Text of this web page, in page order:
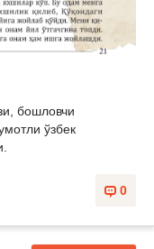
бошловчи
ўзбек
0